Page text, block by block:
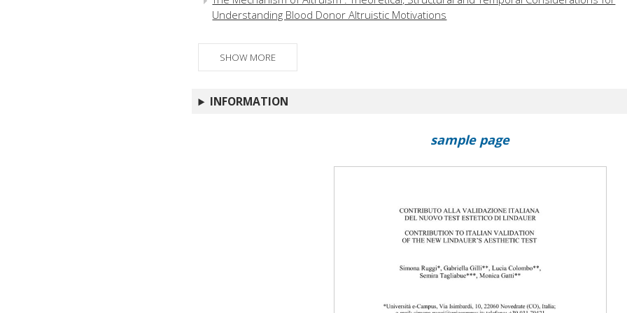
Understanding Blood Donor Altruistic Motivations
SHOW MORE
INFORMATION
sample page